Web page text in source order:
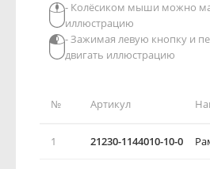
№ Артикул
1 21230-1144010-10-0
- Колёсиком мыши можно
иллюстрацию
- Зажимая левую кнопку и
двигать иллюстрацию